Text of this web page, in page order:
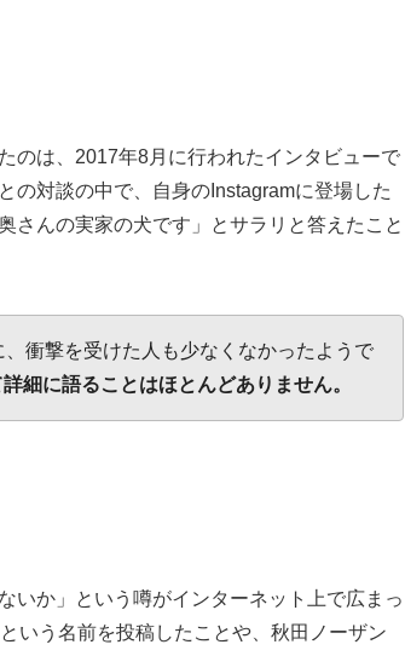
のは、2017年8月に行われたインタビューで
の対談の中で、自身のInstagramに登場した
さんの実家の犬です」とサラリと答えたこと
衝撃を受けた人も少なくなかったようで
細に語ることはほとんどありません。
いか」という噂がインターネット上で広まっ
いう名前を投稿したことや、秋田ノーザン